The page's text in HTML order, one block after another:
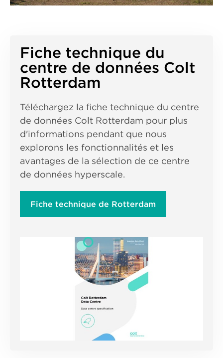
Fiche technique du
centre de données Colt
Rotterdam
Téléchargez la fiche technique du centre
de données Colt Rotterdam pour plus
d'informations pendant que nous
explorons les fonctionnalités et les
avantages de la sélection de ce centre
de données hyperscale.
Fiche technique de Rotterdam